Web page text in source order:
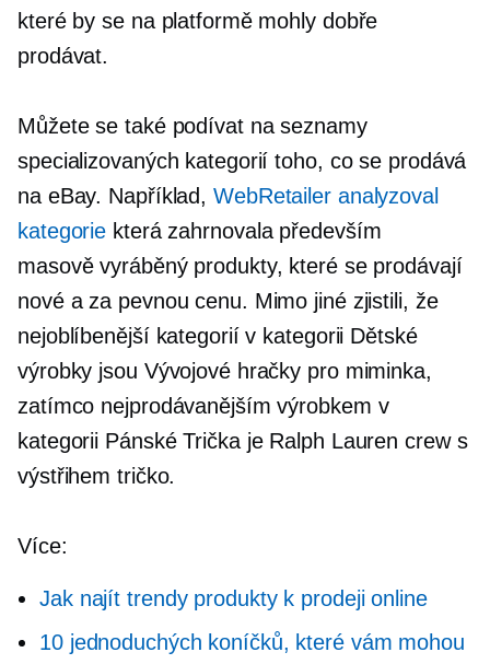
které by se na platformě mohly dobře
prodávat.
Můžete se také podívat na seznamy
specializovaných kategorií toho, co se prodává
na eBay. Například, WebRetailer analyzoval
kategorie která zahrnovala především
masově vyráběnýprodukty, které se prodávají
nové a za pevnou cenu. Mimo jiné zjistili, že
nejoblíbenější kategorií v kategorii Dětské
výrobky jsou Vývojové hračky pro miminka,
zatímco nejprodávanějším výrobkem v
kategorii PánskéTričkaje Ralph Lauren crew s
výstřihemtričko.
Více:
Jak najít trendy produkty k prodeji online
10 jednoduchých koníčků, které vám mohou